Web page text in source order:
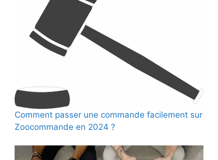
Comment passer une commande facilement sur
Zoocommande en 2024 ?